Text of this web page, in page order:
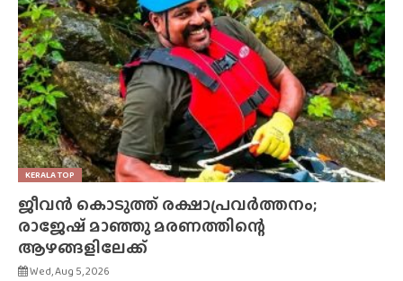
KERALA TOP
ജീവൻ കൊടുത്ത് രക്ഷാപ്രവർത്തനം;
രാജേഷ് മാഞ്ഞു മരണത്തിന്റെ
ആഴങ്ങളിലേക്ക്
Wed, Aug 5, 2026